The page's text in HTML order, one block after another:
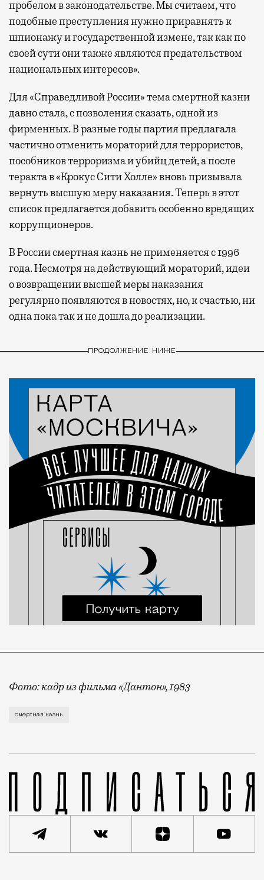
пробелом в законодательстве. Мы считаем, что
подобные преступления нужно приравнять к
шпионажу и государственной измене, так как по
своей сути они также являются предательством
национальных интересов».
Для «Справедливой России» тема смертной казни
давно стала, с позволения сказать, одной из
фирменных. В разные годы партия предлагала
частично отменить мораторий для террористов,
пособников терроризма и убийц детей, а после
теракта в «Крокус Сити Холле» вновь призывала
вернуть высшую меру наказания. Теперь в этот
список предлагается добавить особенно вредящих
коррупционеров.
В России смертная казнь не применяется с 1996
года. Несмотря на действующий мораторий, идеи
о возвращении высшей меры наказания
регулярно появляются в новостях, но, к счастью, ни
одна пока так и не дошла до реализации.
ПРОДОЛЖЕНИЕ НИЖЕ
Фото: кадр из фильма «Дантон», 1983
У «Справедливой России» появилась еще одна
смертная казнь